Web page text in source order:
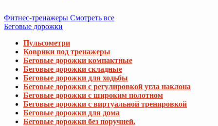
Фитнес-тренажеры Смотреть все
Беговые дорожки
Пульсометри
Коврики под тренажеры
Беговые дорожки компактные
Беговые дорожки складные
Беговые дорожки для ходьбы
Беговые дорожки с регулировкой угла наклона
Беговые дорожки с широким полотном
Беговые дорожки с виртуальной тренировкой
Беговые дорожки для дома
Беговые дорожки без поручней.